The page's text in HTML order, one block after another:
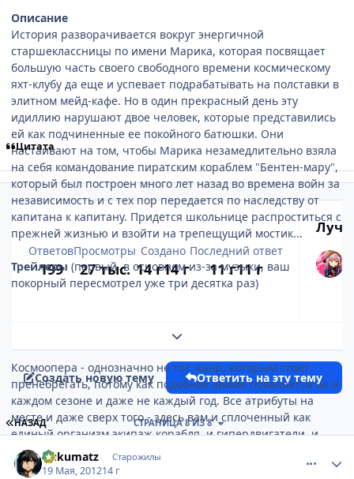
Описание
История разворачивается вокруг энергичной
старшеклассницы по имени Марика, которая посвящает
большую часть своего свободного времени космическому
яхт-клубу да еще и успевает подрабатывать на полставки в
элитном мейд-кафе. Но в один прекрасный день эту
идиллию нарушают двое человек, которые представились
ей как подчиненные ее покойного батюшки. Они
настаивают на том, чтобы Марика незамедлительно взяла
на себя командование пиратским кораблем "Бентен-мару",
который был построен много лет назад во времена войн за
независимость и с тех пор передается по наследству от
капитана к капитану. Придется школьнице распроститься с
прежней жизнью и взойти на трепещущий мостик...
Трейлеры (первый, в основном из-за музыки, ваш
покорный пересмотрел уже три десятка раз)
Космоопера - однозначно не тот жанр, которым стоит
пренебрегать, потому как подобное аниме появляется не в
каждом сезоне и даже не каждый год. Все атрибуты на
месте и даже сверх того - здесь вам и сплоченный как
единый организм экипаж корабля, и гипердвигатели, и
орбитальные крепости с лифтами и футуристическими
космическими городами, и грандиозные сражения
Цитата
Ответов
199
Просмотры
27 тыс.
Создано
14 г14 г
Последний ответ
11 г11 г
Развернуть обзор темы
Создать новую тему Ответить на эту тему
ПЕРВАЯ СТРАНИЦА
НАЗАД СТРАНИЦА 8 ИЗ 8
Gukumatz Старожилы
19 Мая, 201214 г